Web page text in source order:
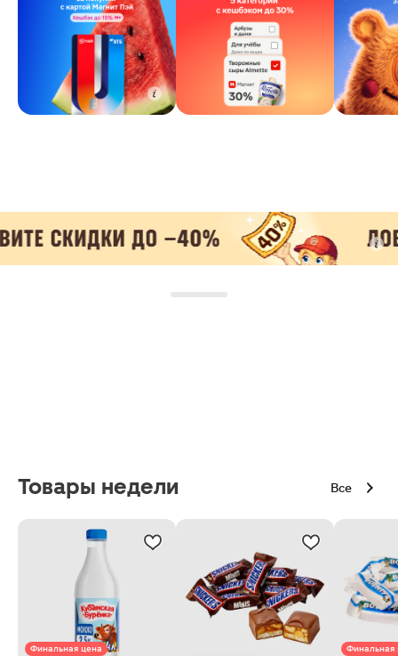
Товары недели Все
Финальная цена
Финальная